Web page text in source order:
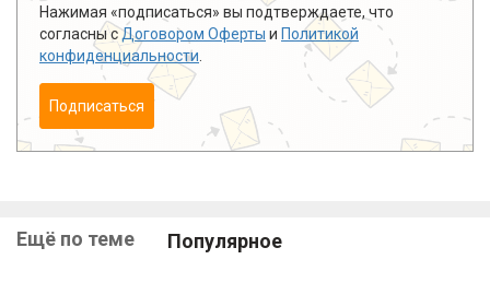
Нажимая «подписаться» вы подтверждаете, что
согласны сДоговором Оферты и Политикой
конфиденциальности
Подписаться
Ещё по теме Популярное